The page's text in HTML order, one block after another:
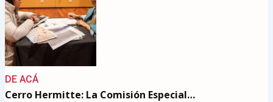
DE ACÁ
Cerro Hermitte: La Comisión Especial…